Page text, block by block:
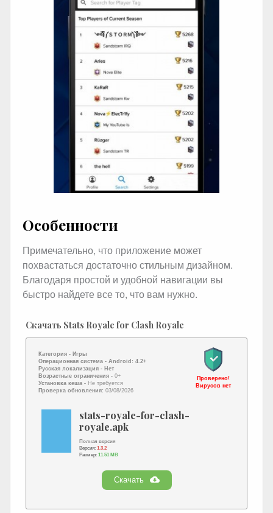
Особенности
Примечательно, что приложение может
похвастаться достаточно стильным дизайном.
Благодаря простой и удобной навигации вы
быстро найдете все то, что вам нужно.
Скачать Stats Royale for Clash Royale
Категория - Игры
Операционная система - Android: 4.2+
Русская локализация - Нет
Возрастные ограничения - 0+
Установка кеша - Не требуется
Проверка обновления: 03/08/2026
Проверено!
Вирусов нет
stats-royale-for-clash-
royale.apk
Полная версия
Версия: 1.3.2
Размер: 11.51 MB
Скачать